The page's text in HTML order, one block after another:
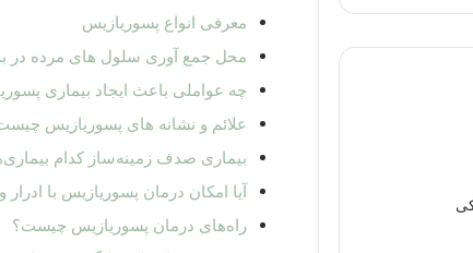
معرفی انواع پسوریازیس
محل جمع آوری سلول های مرده در
چه عواملی باعث ایجاد بیماری
علائم و نشانه ­های پسوریازیس
بیماری صدف زمینه‌ساز کدام
آیا امکان درمان پسوریازیس با ادرار
راه‌های درمان پسوریازیس چیست؟